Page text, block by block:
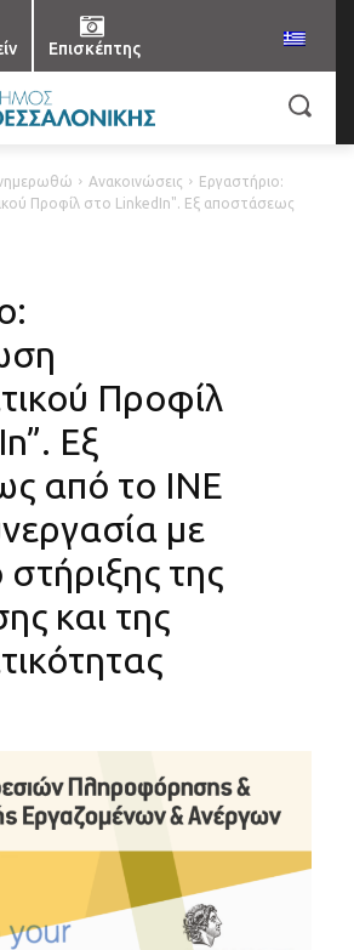
Επισκέπτης
Ανακοινώσεις
Εργαστήριο:
Προφίλ στο LinkedIn". Εξ αποστάσεως
Προφίλ
Εξ
από το ΙΝΕ
με
της
και της